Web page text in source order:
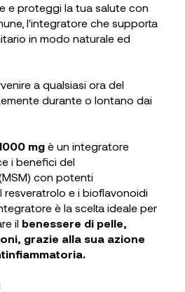
e proteggi la tua salute con
l'integratore che supporta
in modo naturale ed
a qualsiasi ora del
durante o lontano dai
mgè un integratore
i benefici del
con potenti
resveratrolo e i bioflavonoidi
è la scelta ideale per
il benessere di pelle,
grazie alla sua azione
.